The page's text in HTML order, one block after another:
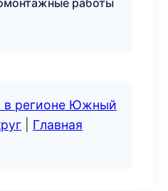
работы
в регионе Южный
Главная